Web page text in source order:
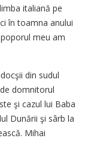
italiană pe
în toamna anului
meu am
din sudul
domnitorul
şi cazul lui Baba
Dunării şi sârb la
Mihai